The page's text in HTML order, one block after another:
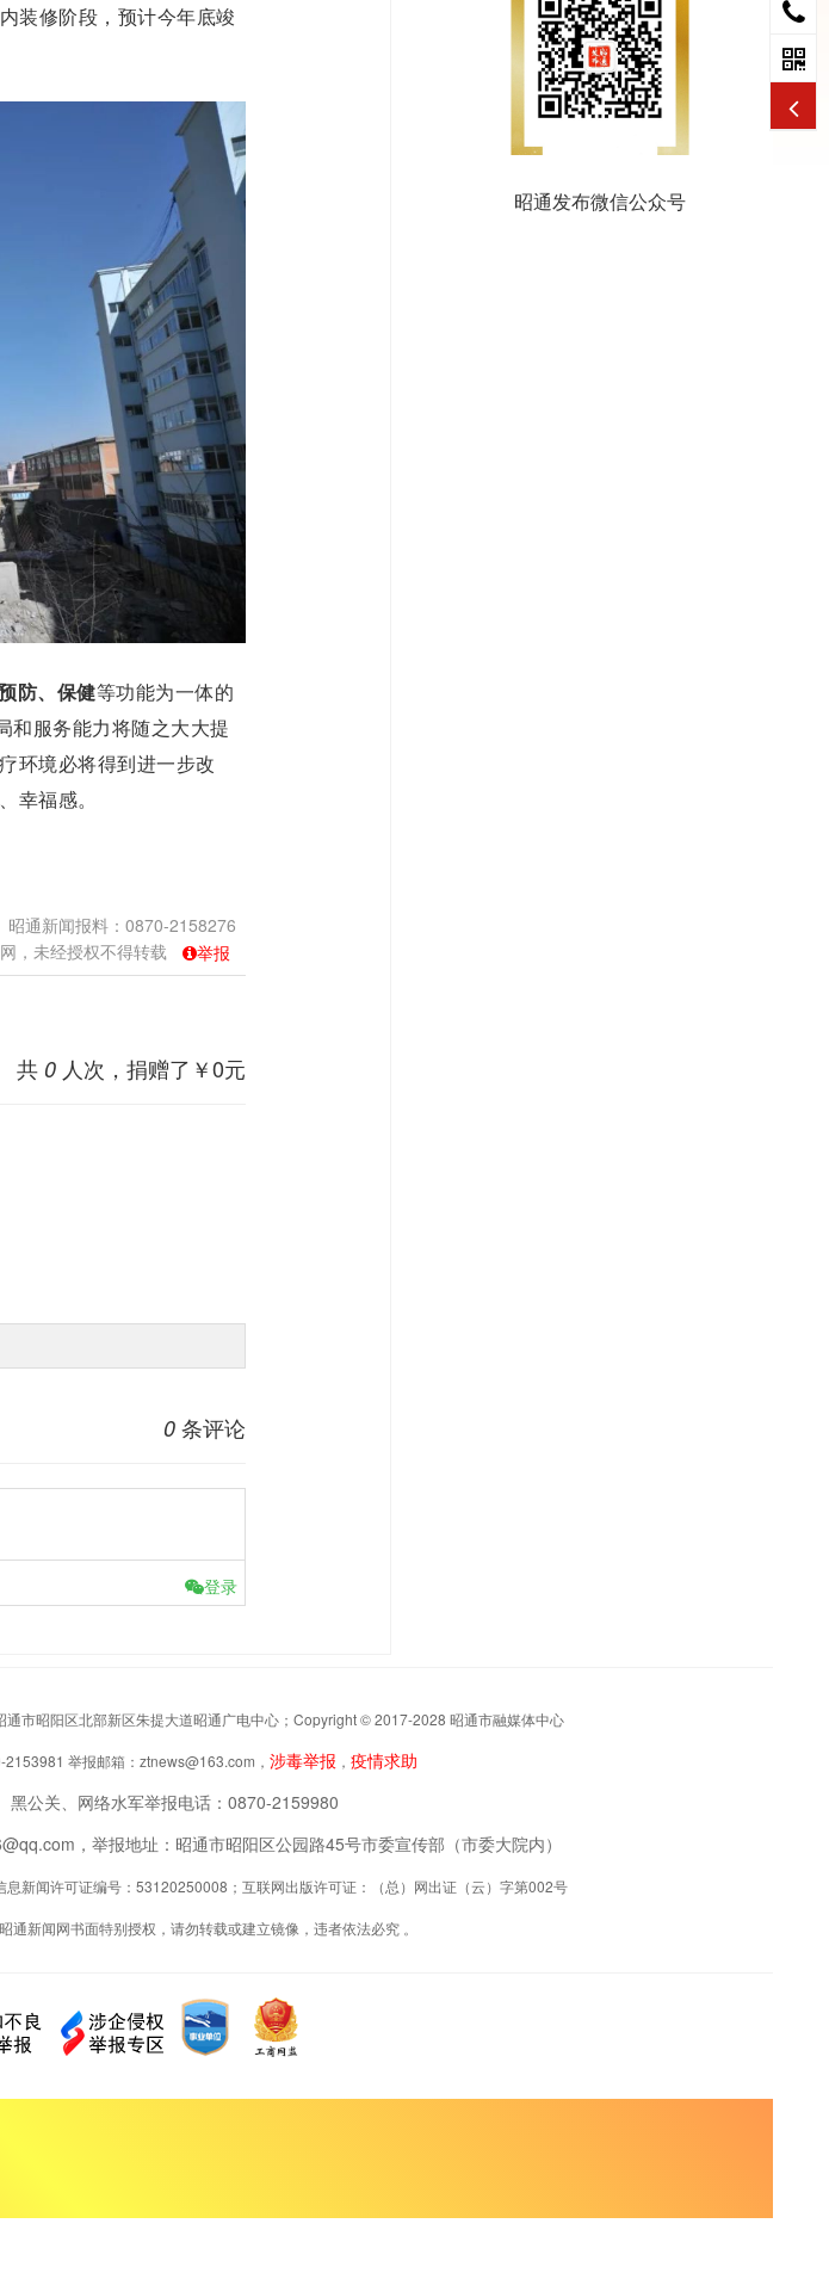
装修阶段，预计今年底竣
防、保健等功能为一体的
和服务能力将随之大大提
环境必将得到进一步改
幸福感。
昭通新闻报料：0870-2158276
，未经授权不得转载
举报
共 0人次，捐赠了￥0元
0条评论
登录
昭通发布微信公众号
市昭阳区北部新区朱提大道昭通广电中心；Copyright © 2017-2028 昭通市融媒体中心
举报邮箱：ztnews@163.com， 涉毒举报 ， 疫情求助
公关、网络水军举报电话：0870-2159980
，举报地址：昭通市昭阳区公园路45号市委宣传部（市委大院内）
新闻许可证编号：53120250008；互联网出版许可证：（总）网出证（云）字第002号
新闻网书面特别授权，请勿转载或建立镜像，违者依法必究 。